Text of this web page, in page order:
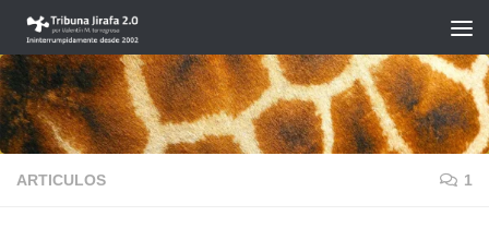
Saltar al contenido
ARTICULOS 1